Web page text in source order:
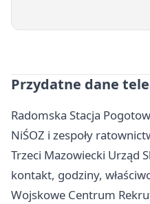
Przydatne dane
Radomska Stacja
NiŚOZ i zespoły
Trzeci Mazowiecki Urząd
kontakt, godziny,
Wojskowe Centrum